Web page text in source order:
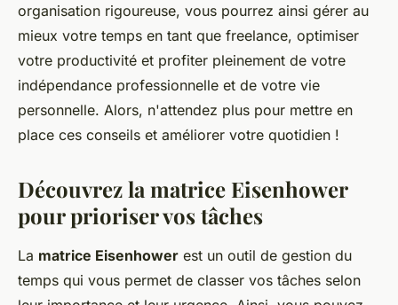
organisation rigoureuse, vous pourrez ainsi gérer au
mieux votre temps en tant que freelance, optimiser
votre productivité et profiter pleinement de votre
indépendance professionnelle et de votre vie
personnelle. Alors, n'attendez plus pour mettre en
place ces conseils et améliorer votre quotidien !
Découvrez la matrice Eisenhower
pour prioriser vos tâches
La matrice Eisenhower est un outil de gestion du
temps qui vous permet de classer vos tâches selon